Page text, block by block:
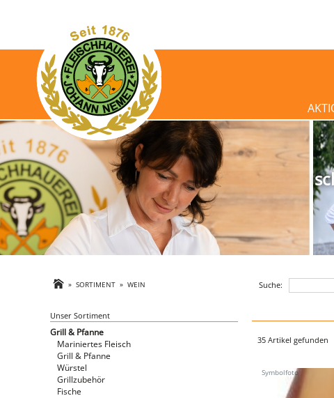
»SORTIMENT »WEIN Suche:
Unser Sortiment
Grill & Pfanne
Mariniertes Fleisch
Grill & Pfanne
Würstel
Grillzubehör
Fische
35 Artikel gefunden